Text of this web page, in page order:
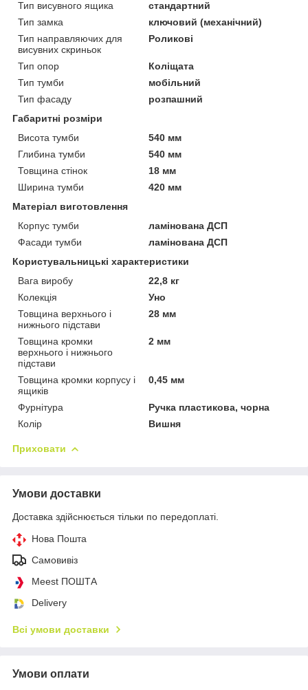
Тип висувного ящика
стандартний
Тип замка
ключовий (механічний)
Тип направляючих для
висувних скриньок
Роликові
Тип опор
Коліщата
Тип тумби
мобільний
Тип фасаду
розпашний
Габаритні розміри
Висота тумби
540 мм
Глибина тумби
540 мм
Товщина стінок
18 мм
Ширина тумби
420 мм
Матеріал виготовлення
Корпус тумби
ламінована ДСП
Фасади тумби
ламінована ДСП
Користувальницькі характеристики
Вага виробу
22,8 кг
Колекція
Уно
Товщина верхнього і
нижнього підстави
28 мм
Товщина кромки
верхнього і нижнього
підстави
2 мм
Товщина кромки корпусу і
ящиків
0,45 мм
Фурнітура
Ручка пластикова, чорна
Колір
Вишня
Приховати
Умови доставки
Доставка здійснюється тільки по передоплаті.
Нова Пошта
Самовивіз
Meest ПОШТА
Delivery
Всі умови доставки
Умови оплати